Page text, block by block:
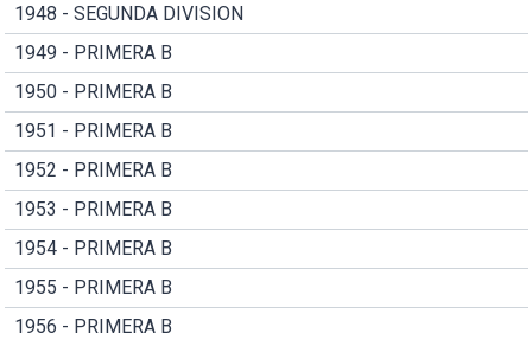
1948 - SEGUNDA DIVISION
1949 - PRIMERA B
1950 - PRIMERA B
1951 - PRIMERA B
1952 - PRIMERA B
1953 - PRIMERA B
1954 - PRIMERA B
1955 - PRIMERA B
1956 - PRIMERA B